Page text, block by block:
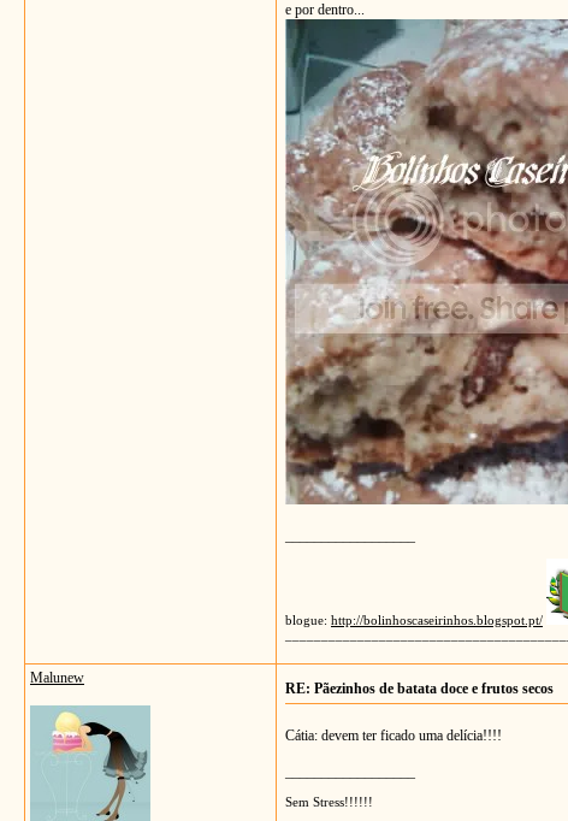
e por dentro...
blogue: http://bolinhoscaseirinhos.blogspot.pt/
Malunew
RE: Pãezinhos de batata doce e frutos secos
Cátia: devem ter ficado uma delícia!!!!
Sem Stress!!!!!!